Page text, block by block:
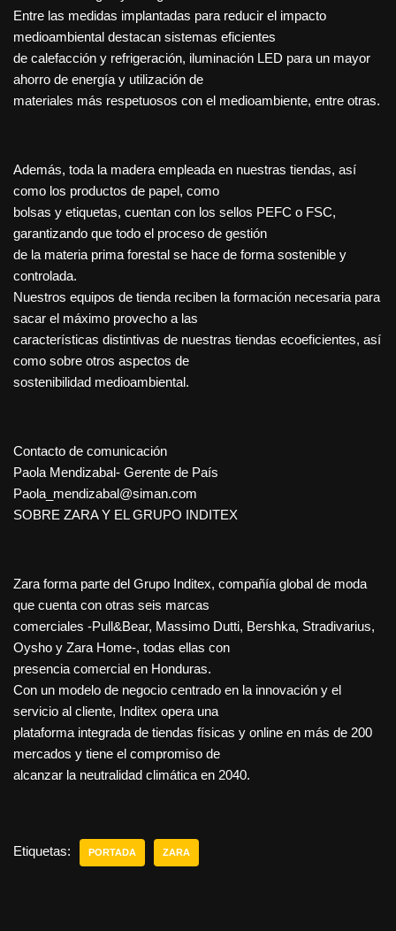
Entre las medidas implantadas para reducir el impacto
medioambiental destacan sistemas eficientes
de calefacción y refrigeración, iluminación LED para un mayor
ahorro de energía y utilización de
materiales más respetuosos con el medioambiente, entre otras.
Además, toda la madera empleada en nuestras tiendas, así
como los productos de papel, como
bolsas y etiquetas, cuentan con los sellos PEFC o FSC,
garantizando que todo el proceso de gestión
de la materia prima forestal se hace de forma sostenible y
controlada.
Nuestros equipos de tienda reciben la formación necesaria para
sacar el máximo provecho a las
características distintivas de nuestras tiendas ecoeficientes, así
como sobre otros aspectos de
sostenibilidad medioambiental.
Contacto de comunicación
Paola Mendizabal- Gerente de País
Paola_mendizabal@siman.com
SOBRE ZARA Y EL GRUPO INDITEX
Zara forma parte del Grupo Inditex, compañía global de moda
que cuenta con otras seis marcas
comerciales -Pull&Bear, Massimo Dutti, Bershka, Stradivarius,
Oysho y Zara Home-, todas ellas con
presencia comercial en Honduras.
Con un modelo de negocio centrado en la innovación y el
servicio al cliente, Inditex opera una
plataforma integrada de tiendas físicas y online en más de 200
mercados y tiene el compromiso de
alcanzar la neutralidad climática en 2040.
Etiquetas: PORTADA ZARA